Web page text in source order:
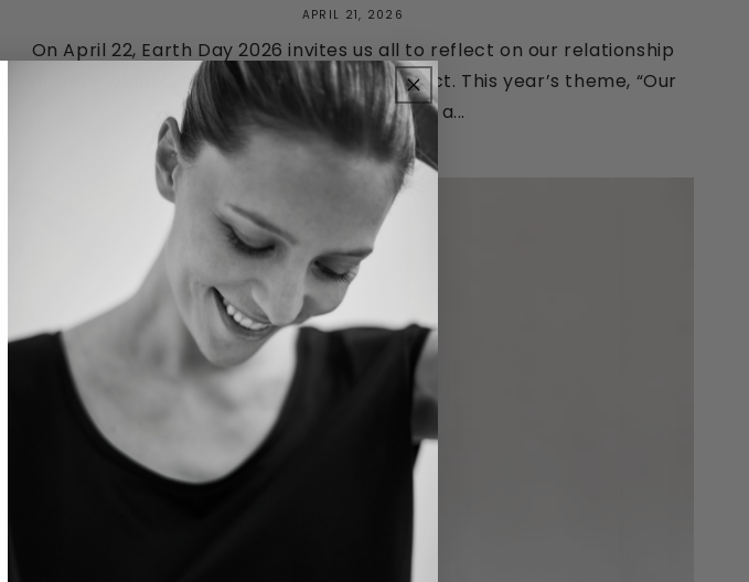
APRIL 21, 2026
On April 22, Earth Day 2026 invites us all to reflect on our relationship
with the planet, and more importantly, to act. This year’s theme, “Our
Power, Our Planet,” is a...